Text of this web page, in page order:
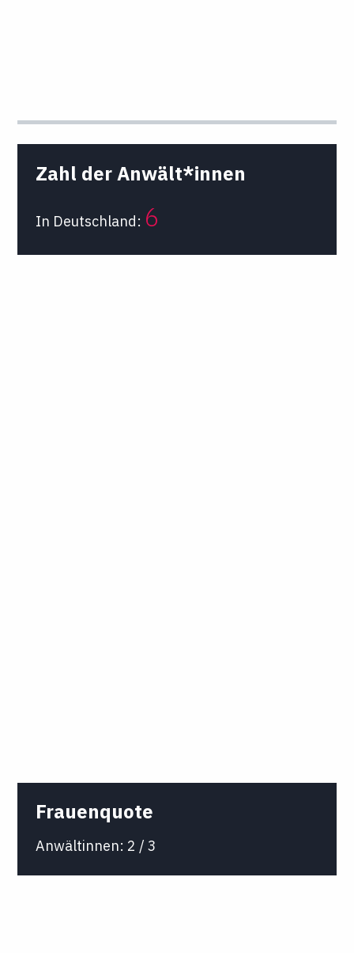
Zahl der Anwält*innen
In Deutschland: 6
Frauenquote
Anwältinnen: 2 / 3